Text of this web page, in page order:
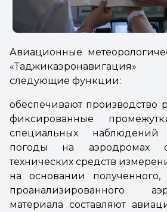
Авиационные
следующие функции:
обеспечивают производство
фиксированные
специальных
погоды на аэродромах
технических средств
на основании полученного,
проанализированного
материала составляют